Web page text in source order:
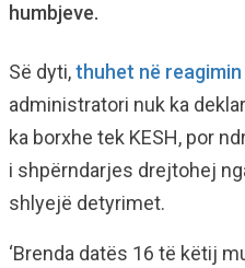
humbjeve.
Së dyti,thuhet në reagimin
administratori nuk ka
ka borxhe tek KESH, por
i shpërndarjes drejtohej
shlyejë detyrimet.
‘Brenda datës 16 të këtij